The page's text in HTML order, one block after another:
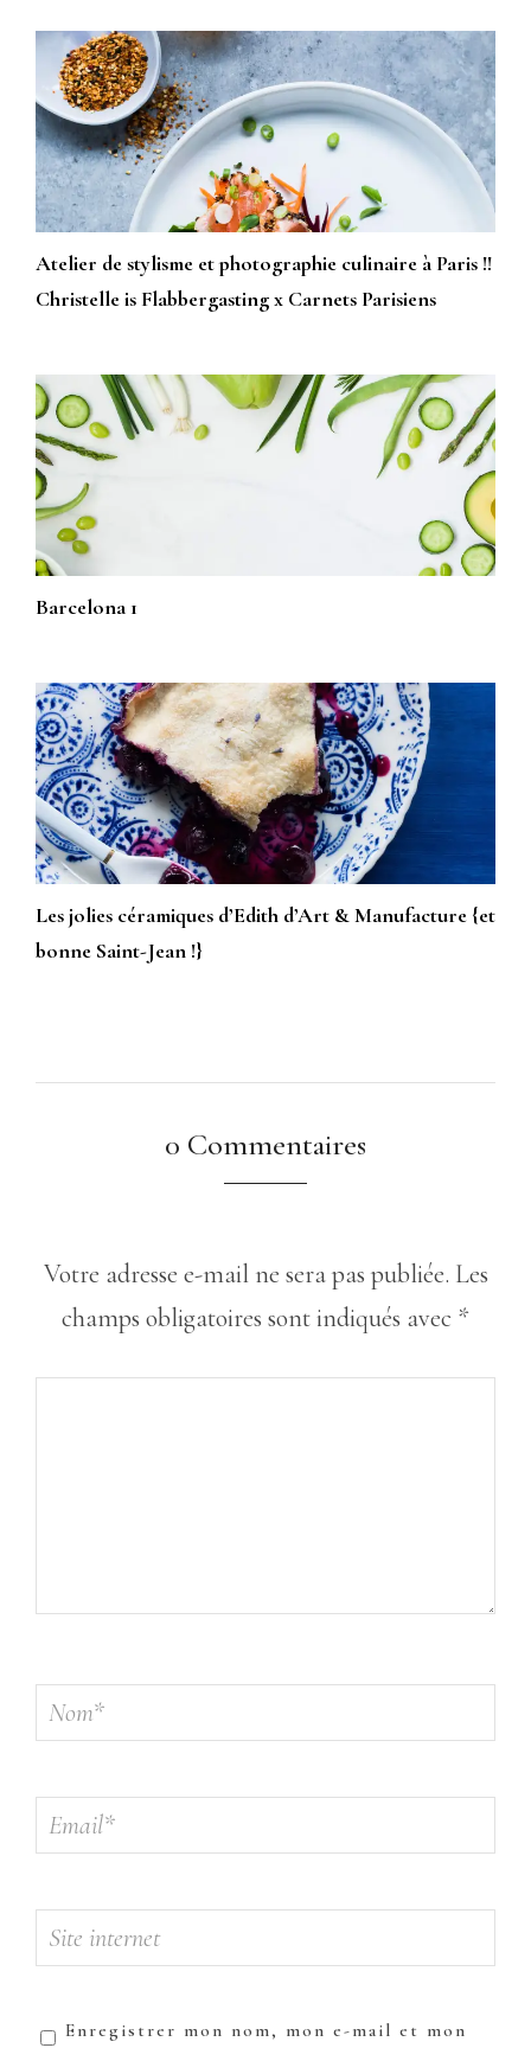
Atelier de stylisme et photographie culinaire à Paris !!
Christelle is Flabbergasting x Carnets Parisiens
Barcelona 1
Les jolies céramiques d’Edith d’Art & Manufacture {et
bonne Saint-Jean !}
0 Commentaires
Votre adresse e-mail ne sera pas publiée. Les
champs obligatoires sont indiqués avec *
Enregistrer mon nom, mon e-mail et mon